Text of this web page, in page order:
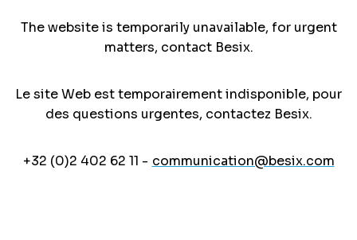
The website is temporarily unavailable, for urgent
matters, contact Besix.
Le site Web est temporairement indisponible, pour
des questions urgentes, contactez Besix.
+32 (0)2 402 62 11 - communication@besix.com